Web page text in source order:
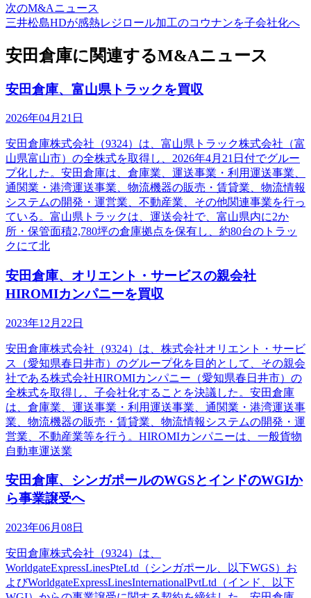
次のM&Aニュース
三井松島HDが感熱レジロール加工のコウナンを子会社化へ
安田倉庫に関連するM&Aニュース
安田倉庫、富山県トラックを買収
2026年04月21日
安田倉庫株式会社（9324）は、富山県トラック株式会社（富
山県富山市）の全株式を取得し、2026年4月21日付でグルー
プ化した。安田倉庫は、倉庫業、運送事業・利用運送事業、
通関業・港湾運送事業、物流機器の販売・賃貸業、物流情報
システムの開発・運営業、不動産業、その他関連事業を行っ
ている。富山県トラックは、運送会社で、富山県内に2か
所・保管面積2,780坪の倉庫拠点を保有し、約80台のトラッ
クにて北
安田倉庫、オリエント・サービスの親会社
HIROMIカンパニーを買収
2023年12月22日
安田倉庫株式会社（9324）は、株式会社オリエント・サービ
ス（愛知県春日井市）のグループ化を目的として、その親会
社である株式会社HIROMIカンパニー（愛知県春日井市）の
全株式を取得し、子会社化することを決議した。安田倉庫
は、倉庫業、運送事業・利用運送事業、通関業・港湾運送事
業、物流機器の販売・賃貸業、物流情報システムの開発・運
営業、不動産業等を行う。HIROMIカンパニーは、一般貨物
自動車運送業
安田倉庫、シンガポールのWGSとインドのWGIか
ら事業譲受へ
2023年06月08日
安田倉庫株式会社（9324）は、
WorldgateExpressLinesPteLtd（シンガポール、以下WGS）お
よびWorldgateExpressLinesInternationalPvtLtd（インド、以下